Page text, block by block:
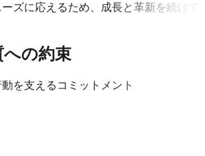
ズに応えるため、成長と革新を続けて
への約束
動を支えるコミットメント